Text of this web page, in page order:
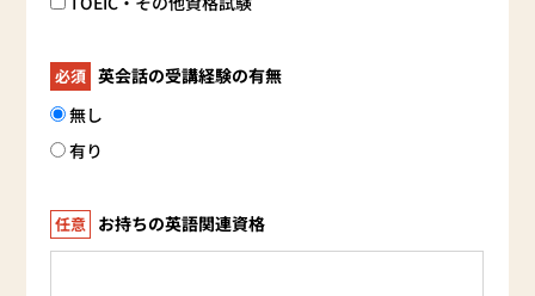
必須 英会話の受講経験の有無
無し
有り
任意 お持ちの英語関連資格